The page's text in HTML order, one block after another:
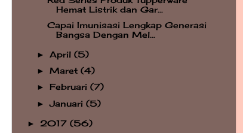
Hemat Listrik dan Gar...
Capai Imunisasi Lengkap Generasi
Bangsa Dengan Mel...
►April(5)
►Maret(4)
►Februari(7)
►Januari(5)
► 2017 (56)